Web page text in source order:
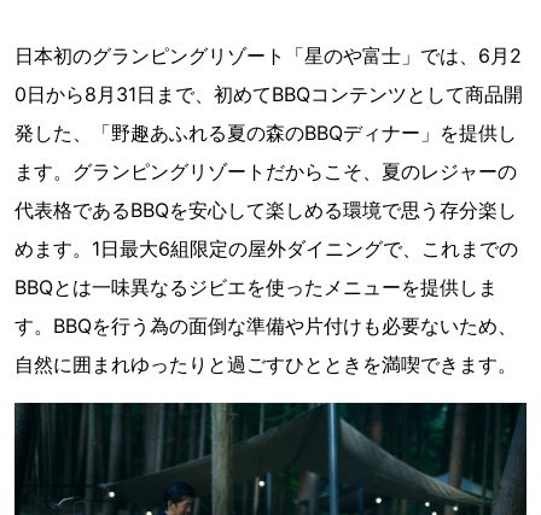
日本初のグランピングリゾート「星のや富士」では、6月2
0日から8月31日まで、初めてBBQコンテンツとして商品開
発した、「野趣あふれる夏の森のBBQディナー」を提供し
ます。グランピングリゾートだからこそ、夏のレジャーの
代表格であるBBQを安心して楽しめる環境で思う存分楽し
めます。1日最大6組限定の屋外ダイニングで、これまでの
BBQとは一味異なるジビエを使ったメニューを提供しま
す。BBQを行う為の面倒な準備や片付けも必要ないため、
自然に囲まれゆったりと過ごすひとときを満喫できます。